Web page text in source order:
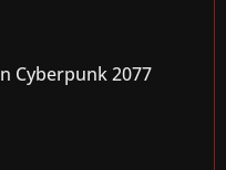
Cyberpunk 2077